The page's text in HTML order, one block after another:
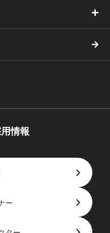
情報
ー